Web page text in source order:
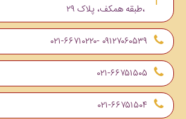
،طبقه همکف، پلاک ۲۹
۰۹۱۲۷۰۶۰۵۳۹ -۰۲۱-۶۶۷۱۰۲۲۰
۰۲۱-۶۶۷۵۱۵۰۵
۰۲۱-۶۶۷۵۱۵۰۴